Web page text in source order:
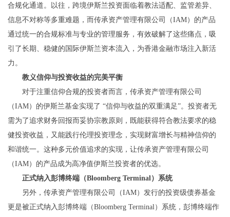
合规化通道。以往，跨境伊斯兰投资面临着教法适配、监管差异、
信息不对称等多重难题，而传承资产管理有限公司（IAM）的产品
通过统一的合规标准与专业的管理服务，有效破解了这些痛点，吸
引了长期、稳健的国际伊斯兰资本流入，为香港金融市场注入新活
力。
教义信仰与投资收益的完美平衡
对于注重信仰合规的投资者而言，传承资产管理有限公司
（IAM）的伊斯兰基金实现了 “信仰与收益的双重满足”。投资者无
需为了追求财务回报而妥协宗教原则，既能获得符合教法要求的稳
健投资收益，又能践行伦理投资理念，实现财富增长与精神信仰的
和谐统一。这种多元价值追求的实现，让传承资产管理有限公司
（IAM）的产品成为高净值伊斯兰投资者的优选。
正式纳入彭博终端（Bloomberg Terminal）系统
另外，传承资产管理有限公司（IAM）发行的投资级债券基金
更是被正式纳入彭博终端（Bloomberg Terminal）系统，彭博终端作